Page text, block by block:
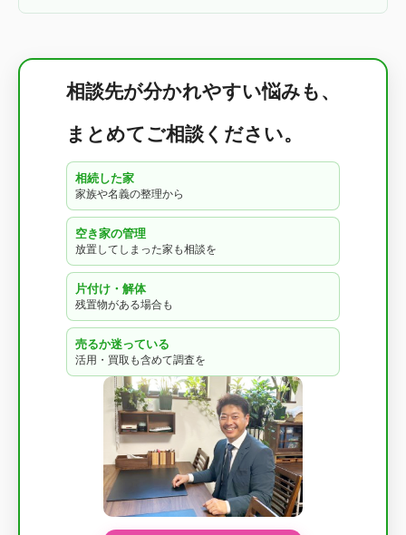
相談先が分かれやすい悩みも、
まとめてご相談ください。
相続した家
家族や名義の整理から
空き家の管理
放置してしまった家も相談を
片付け・解体
残置物がある場合も
売るか迷っている
活用・買取も含めて調査を